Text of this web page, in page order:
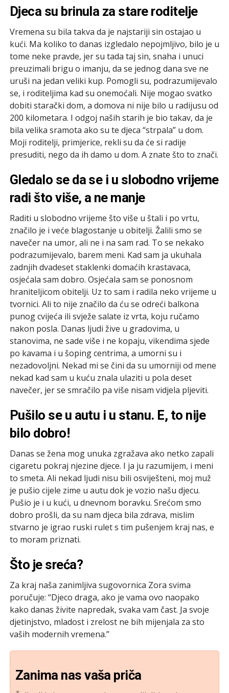
Djeca su brinula za stare roditelje
Vremena su bila takva da je najstariji sin ostajao u
kući. Ma koliko to danas izgledalo nepojmljivo, bilo je u
tome neke pravde, jer su tada taj sin, snaha i unuci
preuzimali brigu o imanju, da se jednog dana sve ne
uruši na jedan veliki kup. Pomogli su, podrazumijevalo
se, i roditeljima kad su onemoćali. Nije mogao svatko
dobiti starački dom, a domova ni nije bilo u radijusu od
200 kilometara. I odgoj naših starih je bio takav, da je
bila velika sramota ako su te djeca “strpala” u dom.
Moji roditelji, primjerice, rekli su da će si radije
presuditi, nego da ih damo u dom. A znate što to znači.
Gledalo se da se i u slobodno vrijeme
radi što više, a ne manje
Raditi u slobodno vrijeme što više u štali i po vrtu,
značilo je i veće blagostanje u obitelji. Žalili smo se
navečer na umor, ali ne i na sam rad. To se nekako
podrazumijevalo, barem meni. Kad sam ja ukuhala
zadnjih dvadeset staklenki domaćih krastavaca,
osjećala sam dobro. Osjećala sam se ponosnom
hraniteljicom obitelji. Uz to sam i radila neko vrijeme u
tvornici. Ali to nije značilo da ću se odreći balkona
punog cvijeća ili svježe salate iz vrta, koju ručamo
nakon posla. Danas ljudi žive u gradovima, u
stanovima, ne sade više i ne kopaju, vikendima sjede
po kavama i u šoping centrima, a umorni su i
nezadovoljni. Nekad mi se čini da su umorniji od mene
nekad kad sam u kuću znala ulaziti u pola deset
navečer, jer se smračilo pa više nisam vidjela pljeviti.
Pušilo se u autu i u stanu. E, to nije
bilo dobro!
Danas se žena mog unuka zgražava ako netko zapali
cigaretu pokraj njezine djece. I ja ju razumijem, i meni
to smeta. Ali nekad ljudi nisu bili osviješteni, moj muž
je pušio cijele zime u autu dok je vozio našu djecu.
Pušio je i u kući, u dnevnom boravku. Srećom smo
dobro prošli, da su nam djeca bila zdrava, mislim
stvarno je igrao ruski rulet s tim pušenjem kraj nas, e
to moram priznati.
Što je sreća?
Za kraj naša zanimljiva sugovornica Zora svima
poručuje: “Djeco draga, ako je vama ovo naopako
kako danas živite napredak, svaka vam čast. Ja svoje
djetinjstvo, mladost i zrelost ne bih mijenjala za sto
vaših modernih vremena.”
Zanima nas vaša priča